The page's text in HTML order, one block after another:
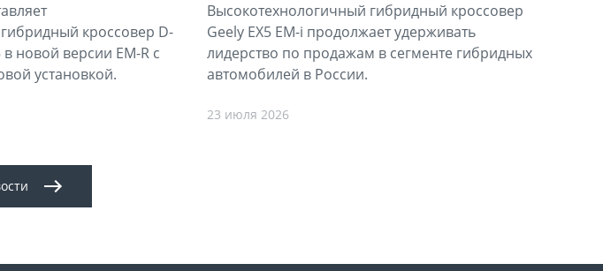
кроссовер D-
в новой версии EM-R с
установкой.
Высокотехнологичный гибридный кроссовер
Geely EX5 EM-i продолжает удерживать
лидерство по продажам в сегменте гибридных
автомобилей в России.
23 июля 2026